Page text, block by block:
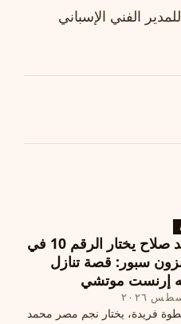
للمدير الفني الإسباني
محمد صلاح يختار الرقم 10 في
سبور: قصة تنازل
إرنست موتشي
فريدة، يختار نجم مصر محمد